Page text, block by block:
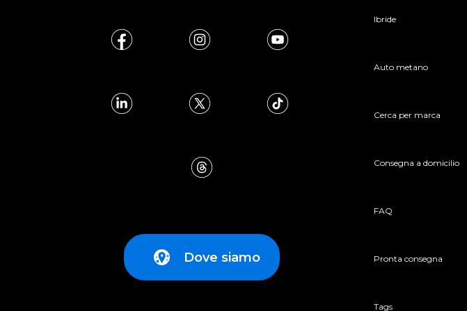
Dove siamo
Ibride
Auto metano
Cerca per marca
Consegna a domicilio
FAQ
Pronta consegna
Tags